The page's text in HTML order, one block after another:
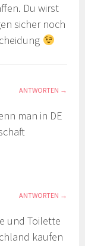
Du wirst
sicher noch
ANTWORTEN
man in DE
ANTWORTEN
und Toilette
kaufen